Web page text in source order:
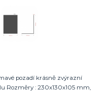
pozadí krásně zvýrazní
Rozměry : 230x130x105 mm,